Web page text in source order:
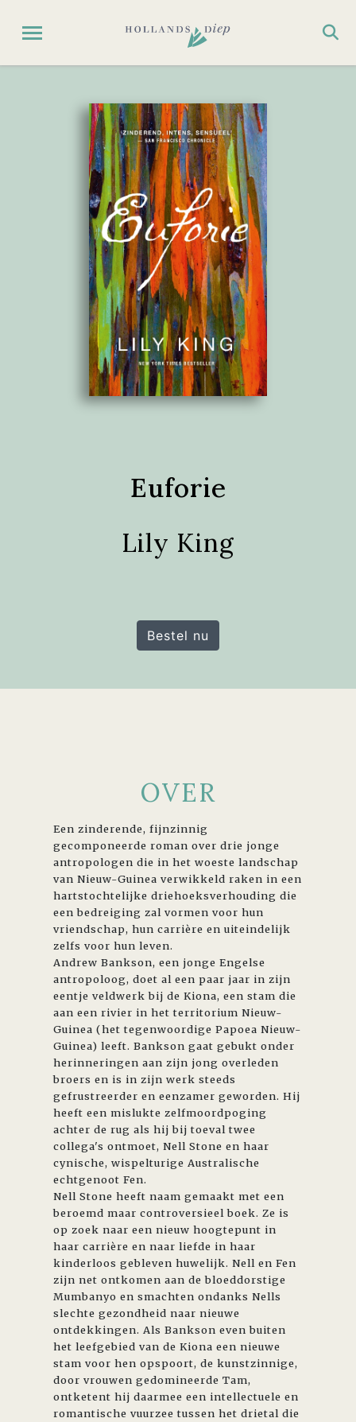
Euforie
Lily King
Bestel nu
OVER
Een zinderende, fijnzinnig
gecomponeerde roman over drie jonge
antropologen die in het woeste landschap
van Nieuw-Guinea verwikkeld raken in een
hartstochtelijke driehoeksverhouding die
een bedreiging zal vormen voor hun
vriendschap, hun carrière en uiteindelijk
zelfs voor hun leven.
Andrew Bankson, een jonge Engelse
antropoloog, doet al een paar jaar in zijn
eentje veldwerk bij de Kiona, een stam die
aan een rivier in het territorium Nieuw-
Guinea (het tegenwoordige Papoea Nieuw-
Guinea) leeft. Bankson gaat gebukt onder
herinneringen aan zijn jong overleden
broers en is in zijn werk steeds
gefrustreerder en eenzamer geworden. Hij
heeft een mislukte zelfmoordpoging
achter de rug als hij bij toeval twee
collega's ontmoet, Nell Stone en haar
cynische, wispelturige Australische
echtgenoot Fen.
Nell Stone heeft naam gemaakt met een
beroemd maar controversieel boek. Ze is
op zoek naar een nieuw hoogtepunt in
haar carrière en naar liefde in haar
kinderloos gebleven huwelijk. Nell en Fen
zijn net ontkomen aan de bloeddorstige
Mumbanyo en smachten ondanks Nells
slechte gezondheid naar nieuwe
ontdekkingen. Als Bankson even buiten
het leefgebied van de Kiona een nieuwe
stam voor hen opspoort, de kunstzinnige,
door vrouwen gedomineerde Tam,
ontketent hij daarmee een intellectuele en
romantische vuurzee tussen het drietal die